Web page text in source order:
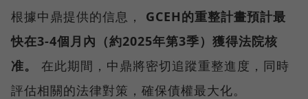
根據中鼎提供的信息， GCEH的重整計畫預計最
快在3-4個月內（約2025年第3季）獲得法院核
准。
在此期間，中鼎將密切追蹤重整進度，同時
評估相關的法律對策，確保債權最大化。